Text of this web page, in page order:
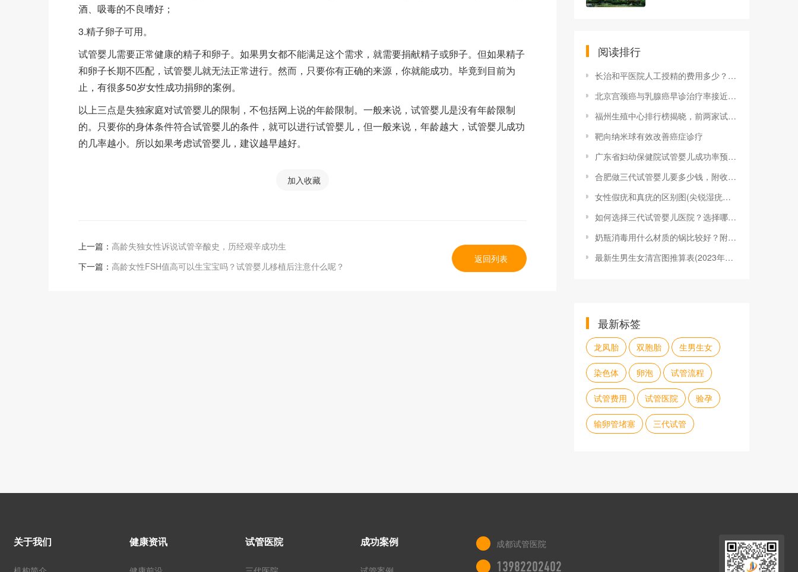
酒、吸毒的不良嗜好；
3.精子卵子可用。
试管婴儿需要正常健康的精子和卵子。如果男女都不能满足这个需求，就需要捐献精子或卵子。但如果精子
和卵子长期不匹配，试管婴儿就无法正常进行。然而，只要你有正确的来源，你就能成功。毕竟到目前为
止，有很多50岁女性成功捐卵的案例。
以上三点是失独家庭对试管婴儿的限制，不包括网上说的年龄限制。一般来说，试管婴儿是没有年龄限制
的。只要你的身体条件符合试管婴儿的条件，就可以进行试管婴儿，但一般来说，年龄越大，试管婴儿成功
的几率越小。所以如果考虑试管婴儿，建议越早越好。
加入收藏
上一篇： 高龄失独女性诉说试管辛酸史，历经艰辛成功生
下一篇： 高龄女性FSH值高可以生宝宝吗？试管婴儿移植后注意什么呢？
返回列表
阅读排行
长治和平医院人工授精的费用多少？一次成功
北京宫颈癌与乳腺癌早诊治疗率接近100%
福州生殖中心排行榜揭晓，前两家试管婴儿成
靶向纳米球有效改善癌症诊疗
广东省妇幼保健院试管婴儿成功率预估，做到
合肥做三代试管婴儿要多少钱，附收费明细参
女性假疣和真疣的区别图(尖锐湿疣？别慌，
如何选择三代试管婴儿医院？选择哪家医院的
奶瓶消毒用什么材质的锅比较好？附2023
最新生男生女清宫图推算表(2023年最新
最新标签
龙凤胎 双胞胎 生男生女
染色体 卵泡 试管流程
试管费用 试管医院 验孕
输卵管堵塞 三代试管
关于我们 健康资讯 试管医院 成功案例 成都试管医院
13982202402